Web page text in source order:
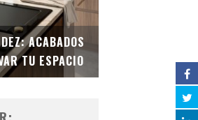
ACABADOS
TU ESPACIO
EL INODORO